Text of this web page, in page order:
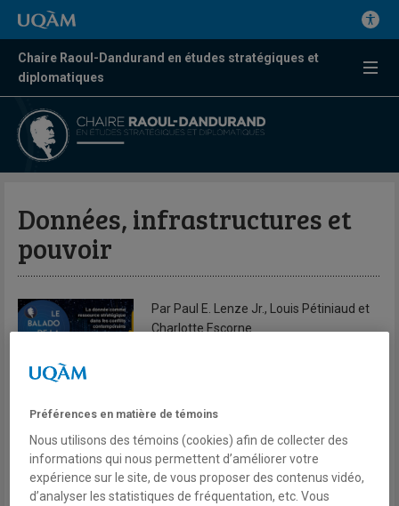
Chaire Raoul-Dandurand en études stratégiques et
diplomatiques
Données, infrastructures et
pouvoir
Par Paul E. Lenze Jr., Louis Pétiniaud et
Charlotte Escorne
colloque «La donnée comme ressource stratégique dans les
multidimensionnels de la Chaire Raoul-Dandurand, le Centre de
recherche de l’Académie militaire de Saint-Cyr Coëtquidan et le
centre Géopolitique de la Datasphère.
Préférences en matière de témoins
Nous utilisons des témoins (cookies) afin de collecter des
informations qui nous permettent d’améliorer votre
expérience sur le site, de vous proposer des contenus vidéo,
d’analyser les statistiques de fréquentation, etc. Vous